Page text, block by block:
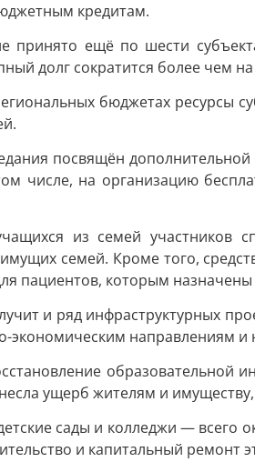
кредитам.
принято ещё по шести
долг сократится более чем
бюджетах ресурсы
посвящён
числе, на организацию
из семей участников
семей. Кроме того,
пациентов, которым
и ряд инфраструктурных
экономическим направлениям и
образовательной
ущерб жителям и
сады и колледжи — всего
и капитальный ремонт